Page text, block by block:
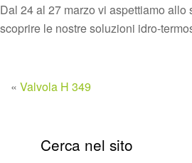
Dal 24 al 27 marzo vi aspettiamo allo
scoprire le nostre soluzioni idro-
« Valvola H 349
Cerca nel sito